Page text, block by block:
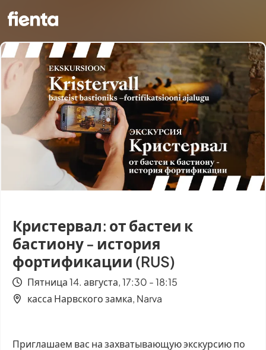
Кристервал: от бастеи к
бастиону - история
фортификации (RUS)
Пятница 14. августа, 17:30 - 18:15
касса Нарвского замка, Narva
Приглашаем вас на захватывающую экскурсию по